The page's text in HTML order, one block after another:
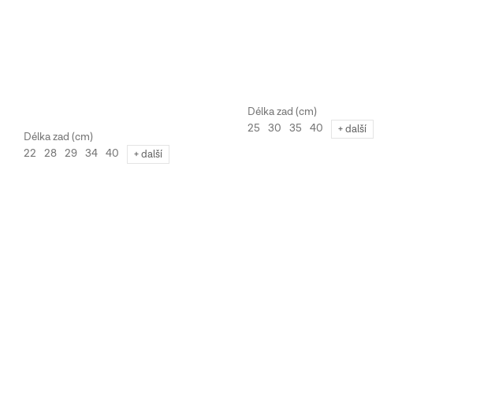
22 28 29 34 40 + další
25 30 35 40 + další